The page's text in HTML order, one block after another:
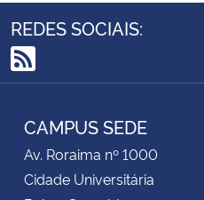
REDES SOCIAIS:
RSS
CAMPUS SEDE
Av. Roraima nº 1000
Cidade Universitária